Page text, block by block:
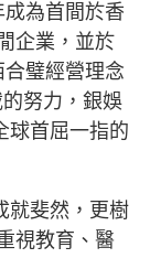
為首間於香
企業，並於
璧經營理念
努力，銀娛
球首屈一指的
就斐然，更樹
視教育、醫